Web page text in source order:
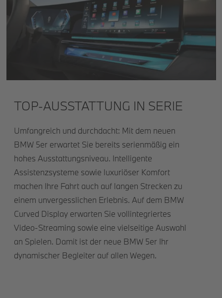
TOP-AUSSTATTUNG IN SERIE
Umfangreich und durchdacht: Mit dem neuen
BMW 5er erwartet Sie bereits serienmäßig ein
hohes Ausstattungsniveau. Intelligente
Assistenzsysteme sowie luxuriöser Komfort
machen Ihre Fahrt auch auf langen Strecken zu
einem unvergesslichen Erlebnis. Auf dem BMW
Curved Display erwarten Sie vollintegriertes
Video-Streaming sowie eine vielseitige Auswahl
an Spielen. Damit ist der neue BMW 5er Ihr
dynamischer Begleiter auf allen Wegen.